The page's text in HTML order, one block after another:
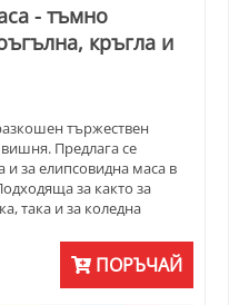
- тъмно
кръгла и
тържествен
Предлага се
и за елипсовидна маса в
за както за
така и за коледна
ПОРЪЧАЙ